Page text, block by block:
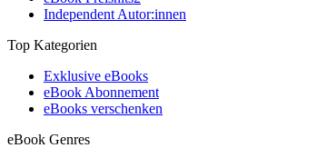
Independent Autor:innen
Top Kategorien
Exklusive eBooks
eBook Abonnement
eBooks verschenken
eBook Genres